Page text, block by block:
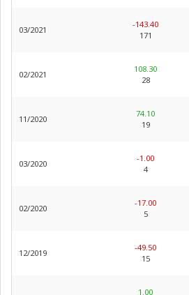
03/2021
-143.40
171
02/2021
108.30
28
11/2020
74.10
19
03/2020
-1.00
4
02/2020
-17.00
5
12/2019
-49.50
15
1.00